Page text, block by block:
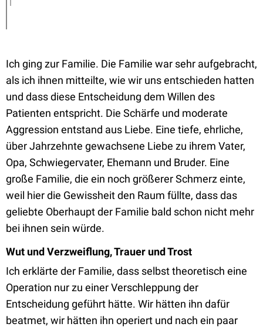
Ich ging zur Familie. Die Familie war sehr aufgebracht,
als ich ihnen mitteilte, wie wir uns entschieden hatten
und dass diese Entscheidung dem Willen des
Patienten entspricht. Die Schärfe und moderate
Aggression entstand aus Liebe. Eine tiefe, ehrliche,
über Jahrzehnte gewachsene Liebe zu ihrem Vater,
Opa, Schwiegervater, Ehemann und Bruder. Eine
große Familie, die ein noch größerer Schmerz einte,
weil hier die Gewissheit den Raum füllte, dass das
geliebte Oberhaupt der Familie bald schon nicht mehr
bei ihnen sein würde.
Wut und Verzweiflung, Trauer und Trost
Ich erklärte der Familie, dass selbst theoretisch eine
Operation nur zu einer Verschleppung der
Entscheidung geführt hätte. Wir hätten ihn dafür
beatmet, wir hätten ihn operiert und nach ein paar